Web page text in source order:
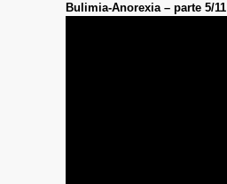
Bulimia-Anorexia – parte 5/11